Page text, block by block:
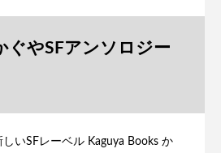
ぐやSFアンソロジー
いSFレーベル Kaguya Books か